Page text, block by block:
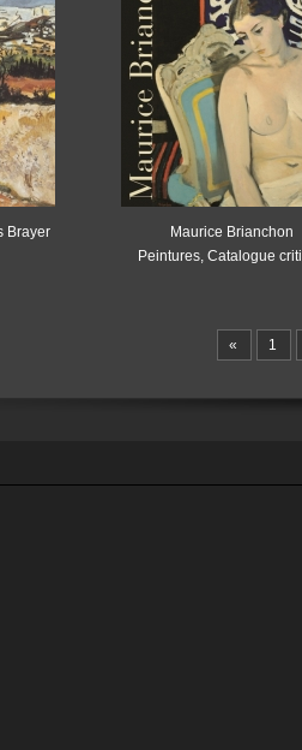
Brayer
Maurice Brianchon
Peintures, Catalogue
« 1